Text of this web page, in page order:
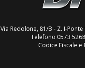
Via Redolone, 81/B - Z. I-Ponte
Telefono 0573
Codice Fiscale e